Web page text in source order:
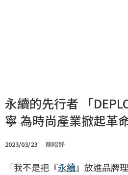
永續的先行者 「
寧 為時尚產業掀起革
2023/03/23 陳昭妤
「我不是把『永續』放進品牌